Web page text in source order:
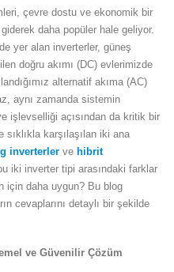
çevre dostu ve ekonomik bir
daha popüler hale geliyor.
yer alan inverterler, güneş
doğru akımı (DC) evlerimizde
alternatif akıma (AC)
aynı zamanda sistemin
işlevselliği açısından da kritik bir
sıklıkla karşılaşılan iki ana
inverterler ve hibrit
iki inverter tipi arasındaki farklar
için daha uygun? Bu blog
cevaplarını detaylı bir şekilde
ve Güvenilir Çözüm